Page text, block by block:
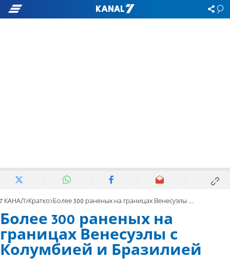
7 КАНАЛ Кратко Более 300 раненых на границах Венесуэлы с Колумбией и Бразилией
Более 300 раненых на
границах Венесуэлы с
Колумбией и Бразилией